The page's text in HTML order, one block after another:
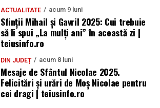
ACTUALITATE acum 9 luni
Sfinții Mihail și Gavril 2025: Cui trebuie
să îi spui „La mulţi ani” în această zi |
teiusinfo.ro
DIN JUDEȚ acum 8 luni
Mesaje de Sfântul Nicolae 2025.
Felicitări și urări de Moș Nicolae pentru
cei dragi | teiusinfo.ro